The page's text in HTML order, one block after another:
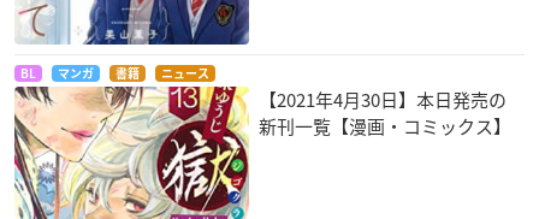
BL マンガ 書籍 ニュース
【2021年4月30日】本日発売の
新刊一覧【漫画・コミックス】